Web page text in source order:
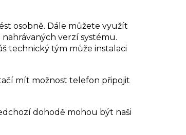
osobně. Dále můžete využít
verzí systému.
technický tým může instalaci
mít možnost telefon připojit
dohodě mohou být naši